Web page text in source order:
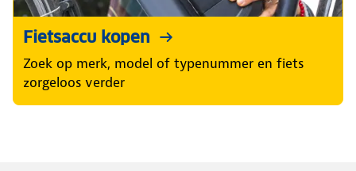
Fietsaccu kopen
Zoek op merk, model of typenummer en fiets
zorgeloos verder